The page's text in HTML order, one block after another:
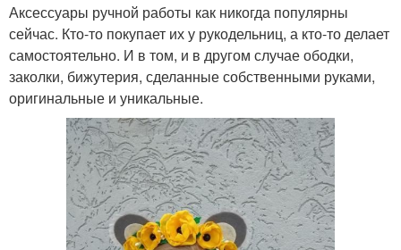
Аксессуары ручной работы как никогда популярны
сейчас. Кто-то покупает их у рукодельниц, а кто-то делает
самостоятельно. И в том, и в другом случае ободки,
заколки, бижутерия, сделанные собственными руками,
оригинальные и уникальные.